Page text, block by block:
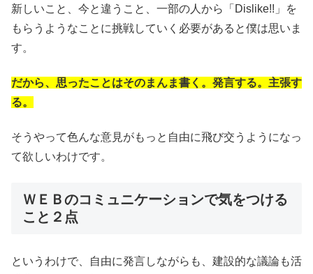
新しいこと、今と違うこと、一部の人から「Dislike!!」を
もらうようなことに挑戦していく必要があると僕は思いま
す。
だから、思ったことはそのまんま書く。発言する。主張す
る。
そうやって色んな意見がもっと自由に飛び交うようになっ
て欲しいわけです。
ＷＥＢのコミュニケーションで気をつける
こと２点
というわけで、自由に発言しながらも、建設的な議論も活